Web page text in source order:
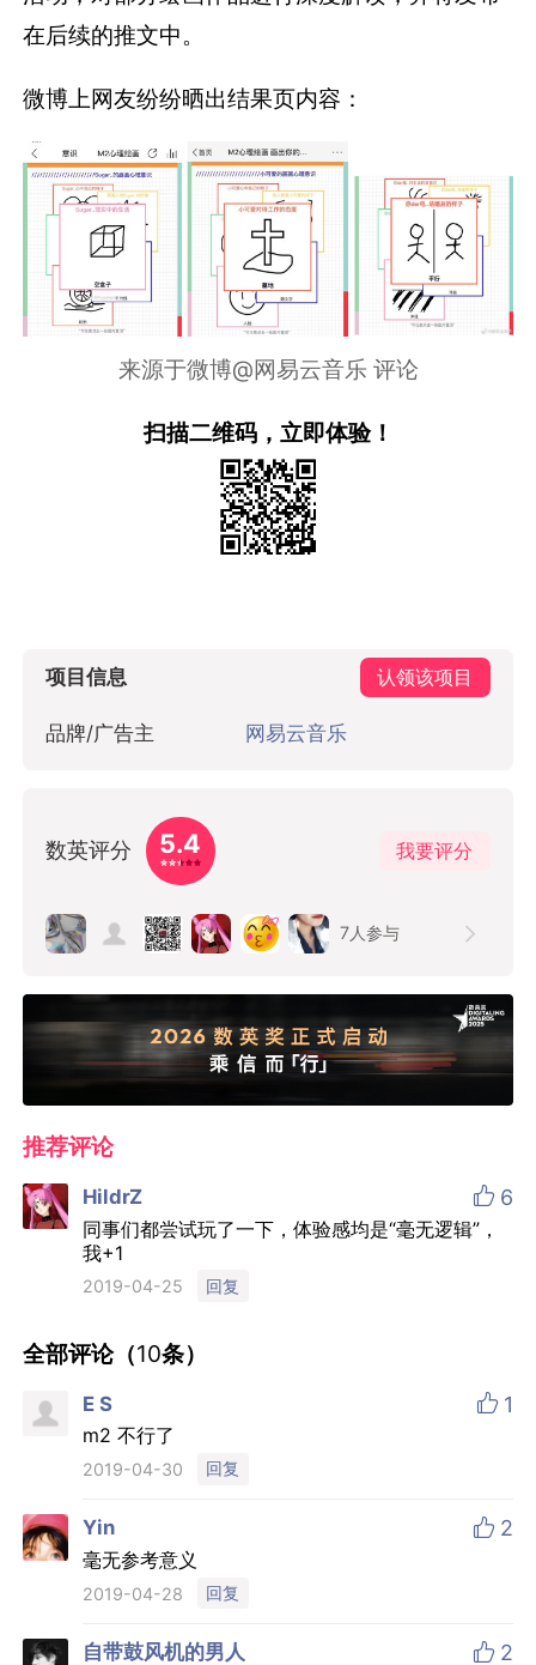
在后续的推文中。
微博上网友纷纷晒出结果页内容：
来源于微博@网易云音乐 评论
扫描二维码，立即体验！
项目信息 认领该项目
品牌/广告主 网易云音乐
数英评分 5.4 我要评分
7人参与
推荐评论
HildrZ  6
同事们都尝试玩了一下，体验感均是“毫无逻辑”，
我+1
2019-04-25 回复
全部评论（10条）
E S  1
m2 不行了
2019-04-30 回复
Yin  2
毫无参考意义
2019-04-28 回复
自带鼓风机的男人  2